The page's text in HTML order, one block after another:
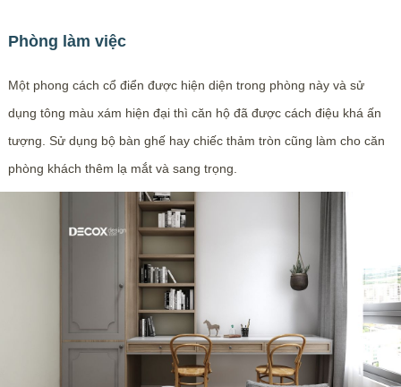
Phòng làm việc
Một phong cách cổ điển được hiện diện trong phòng này và sử
dụng tông màu xám hiện đại thì căn hộ đã được cách điệu khá ấn
tượng. Sử dụng bộ bàn ghế hay chiếc thảm tròn cũng làm cho căn
phòng khách thêm lạ mắt và sang trọng.